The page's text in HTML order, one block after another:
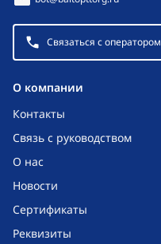
O компании
Контакты
Связь с руководством
О нас
Новости
Сертификаты
Реквизиты
Связаться с оператором